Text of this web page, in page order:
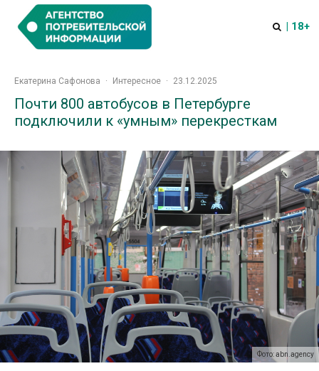
| 18+
Екатерина Сафонова · Интересное · 23.12.2025
Почти 800 автобусов в Петербурге
подключили к «умным» перекресткам
Фото: abn.agency